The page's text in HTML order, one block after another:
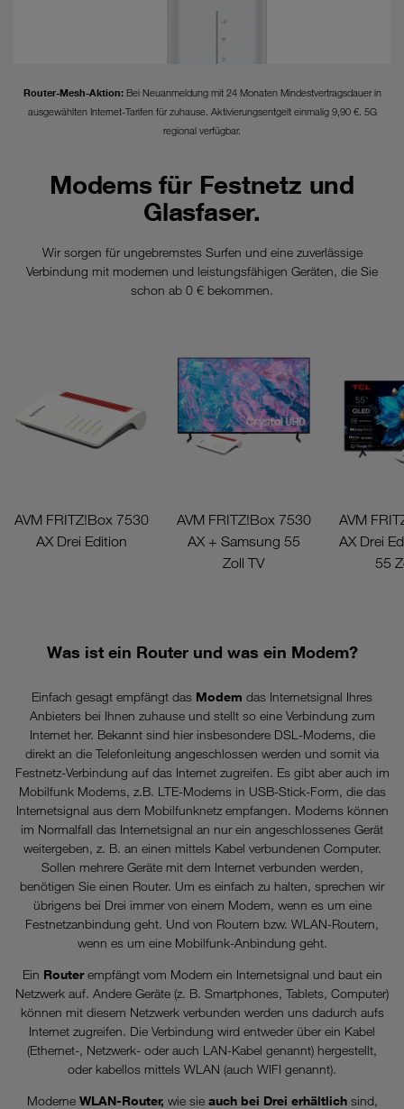
Router-Mesh-Aktion: Bei Neuanmeldung mit 24 Monaten Mindestvertragsdauer in
ausgewählten Internet-Tarifen für zuhause. Aktivierungsentgelt einmalig 9,90 €. 5G
regional verfügbar.
Modems für Festnetz und
Glasfaser.
Wir sorgen für ungebremstes Surfen und eine zuverlässige
Verbindung mit modernen und leistungsfähigen Geräten, die Sie
schon ab 0 € bekommen.
AVM FRITZ!Box 7530
AX Drei Edition
AVM FRITZ!Box 7530
AX + Samsung 55
Zoll TV
AVM
AX Drei
55
Was ist ein Router und was ein Modem?
Einfach gesagt empfängt das Modem das Internetsignal Ihres
Anbieters bei Ihnen zuhause und stellt so eine Verbindung zum
Internet her. Bekannt sind hier insbesondere DSL-Modems, die
direkt an die Telefonleitung angeschlossen werden und somit via
Festnetz-Verbindung auf das Internet zugreifen. Es gibt aber auch im
Mobilfunk Modems, z.B. LTE-Modems in USB-Stick-Form, die das
Internetsignal aus dem Mobilfunknetz empfangen. Modems können
im Normalfall das Internetsignal an nur ein angeschlossenes Gerät
weitergeben, z. B. an einen mittels Kabel verbundenen Computer.
Sollen mehrere Geräte mit dem Internet verbunden werden,
benötigen Sie einen Router. Um es einfach zu halten, sprechen wir
übrigens bei Drei immer von einem Modem, wenn es um eine
Festnetzanbindung geht. Und von Routern bzw. WLAN-Routern,
wenn es um eine Mobilfunk-Anbindung geht.
Ein Routerempfängt vom Modem ein Internetsignal und baut ein
Netzwerk auf. Andere Geräte (z. B. Smartphones, Tablets, Computer)
können mit diesem Netzwerk verbunden werden uns dadurch aufs
Internet zugreifen. Die Verbindung wird entweder über ein Kabel
(Ethernet-, Netzwerk- oder auch LAN-Kabel genannt) hergestellt,
oder kabellos mittels WLAN (auch WIFI genannt).
Moderne WLAN-Router, wie sie auch bei Drei erhältlichsind,